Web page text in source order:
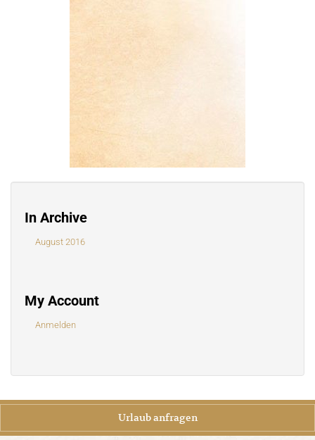
In Archive
August 2016
My Account
Anmelden
Urlaub anfragen